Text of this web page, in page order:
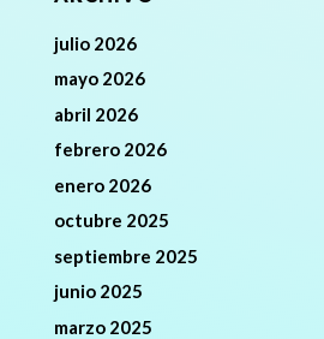
julio 2026
mayo 2026
abril 2026
febrero 2026
enero 2026
octubre 2025
septiembre 2025
junio 2025
marzo 2025